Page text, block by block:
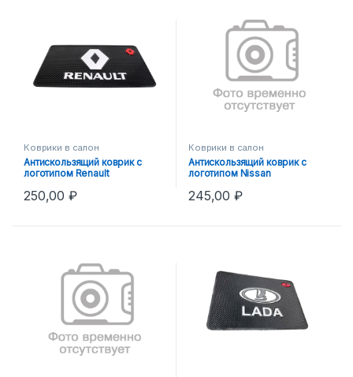
Коврики в салон
Антискользящий коврик с
логотипом Renault
250,00₽
Коврики в салон
Антискользящий коврик с
логотипом Nissan
245,00₽